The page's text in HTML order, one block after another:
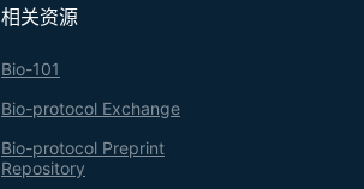
相关资源
Bio-101
Bio-protocol Exchange
Bio-protocol Preprint
Repository